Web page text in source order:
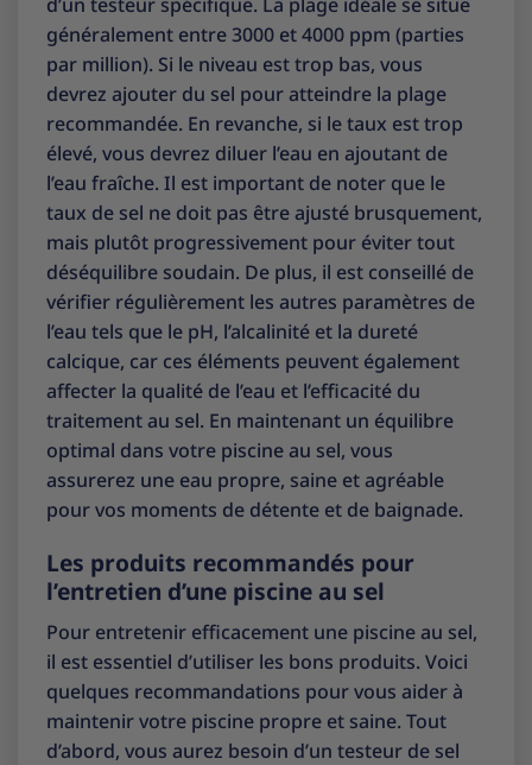
généralement entre 3000 et 4000 ppm (parties
par million). Si le niveau est trop bas, vous
devrez ajouter du sel pour atteindre la plage
recommandée. En revanche, si le taux est trop
élevé, vous devrez diluer l’eau en ajoutant de
l’eau fraîche. Il est important de noter que le
taux de sel ne doit pas être ajusté brusquement,
mais plutôt progressivement pour éviter tout
déséquilibre soudain. De plus, il est conseillé de
vérifier régulièrement les autres paramètres de
l’eau tels que le pH, l’alcalinité et la dureté
calcique, car ces éléments peuvent également
affecter la qualité de l’eau et l’efficacité du
traitement au sel. En maintenant un équilibre
optimal dans votre piscine au sel, vous
assurerez une eau propre, saine et agréable
pour vos moments de détente et de baignade.
Les produits recommandés pour
l’entretien d’une piscine au sel
Pour entretenir efficacement une piscine au sel,
il est essentiel d’utiliser les bons produits. Voici
quelques recommandations pour vous aider à
maintenir votre piscine propre et saine. Tout
d’abord, vous aurez besoin d’un testeur de sel